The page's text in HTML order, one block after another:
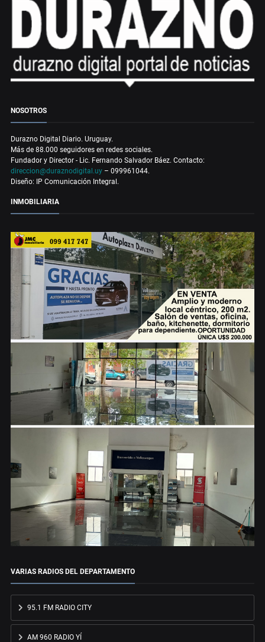
NOSOTROS
Durazno Digital Diario. Uruguay.
Más de 88.000 seguidores en redes sociales.
Fundador y Director - Lic. Fernando Salvador Báez. Contacto:
direccion@duraznodigital.uy – 099961044.
Diseño: IP Comunicación Integral.
INMOBILIARIA
VARIAS RADIOS DEL DEPARTAMENTO
95.1 FM RADIO CITY
AM 960 RADIO YÍ